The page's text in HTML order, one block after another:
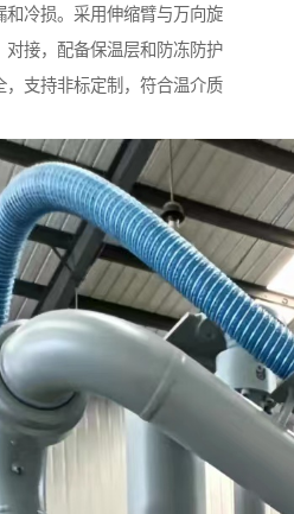
冷损。采用伸缩臂与万向旋
接，配备保温层和防冻防护
支持非标定制，符合温介质